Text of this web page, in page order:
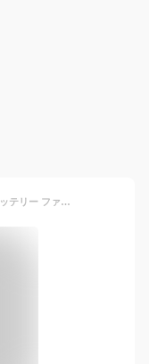
クールウェア 服 夏 空調ウェア ベスト バッテリー ファン付き 扇風機 夏 フード付き ハイネック 撥水 UVカット 風量3段階 涼しい メンズ レディース 屋外 アウトドア 作業服 フルセット アイリスオーヤマ FC23300 FC23301 *[2606SE]